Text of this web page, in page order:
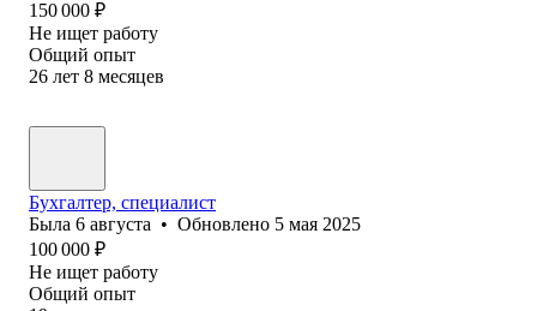
150 000 ₽
Не ищет работу
Общий опыт
26 лет 8 месяцев
Бухгалтер, специалист
Была 6 августа • Обновлено 5 мая 2025
100 000 ₽
Не ищет работу
Общий опыт